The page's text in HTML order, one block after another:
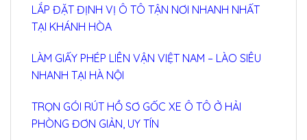
LẮP ĐẶT ĐỊNH VỊ Ô TÔ TẬN NƠI NHANH NHẤT
TẠI KHÁNH HÒA
LÀM GIẤY PHÉP LIÊN VẬN VIỆT NAM – LÀO SIÊU
NHANH TẠI HÀ NỘI
TRỌN GÓI RÚT HỒ SƠ GỐC XE Ô TÔ Ở HẢI
PHÒNG ĐƠN GIẢN, UY TÍN